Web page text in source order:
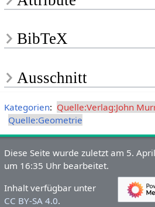
BibTeX
Ausschnitt
Kategorien: Quelle:Verlag:John
Quelle:Geometrie
Diese Seite wurde zuletzt am 5.
um 16:35 Uhr bearbeitet.
Inhalt verfügbar unter
CC BY-SA 4.0.